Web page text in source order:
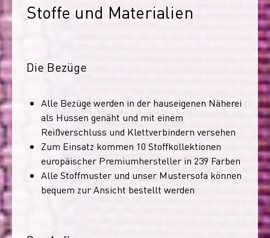
Stoffe und Materialien
Die Bezüge
Alle Bezüge werden in der hauseigenen Näherei
als Hussen genäht und mit einem
Reißverschluss und Klettverbindern versehen
Zum Einsatz kommen 10 Stoffkollektionen
europäischer Premiumhersteller in 239 Farben
Alle Stoffmuster und unser Mustersofa können
bequem zur Ansicht bestellt werden